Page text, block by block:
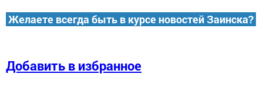
Желаете всегда быть в курсе новостей Заинска?
Добавить в избранное